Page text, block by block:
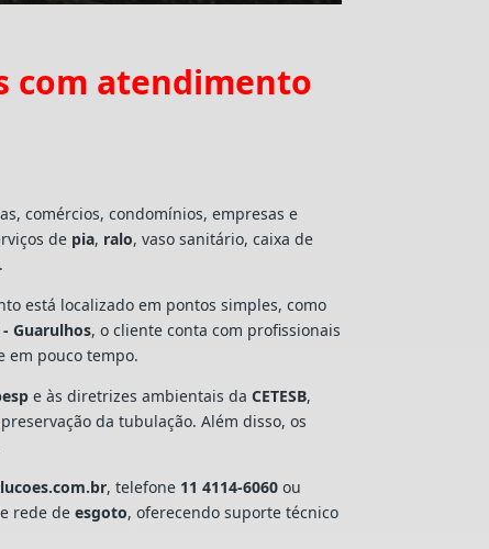
com atendimento
comércios, condomínios, empresas e
de pia, ralo, vaso sanitário, caixa de
está localizado em pontos simples, como
Guarulhos, o cliente conta com profissionais
em pouco tempo.
e às diretrizes ambientais daCETESB,
da tubulação. Além disso, os
, telefone 11 4114-6060 ou
rede deesgoto, oferecendo suporte técnico